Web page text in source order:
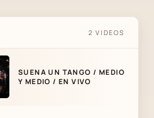
2 VIDEOS
SUENA UN TANGO / MEDIO
Y MEDIO / EN VIVO